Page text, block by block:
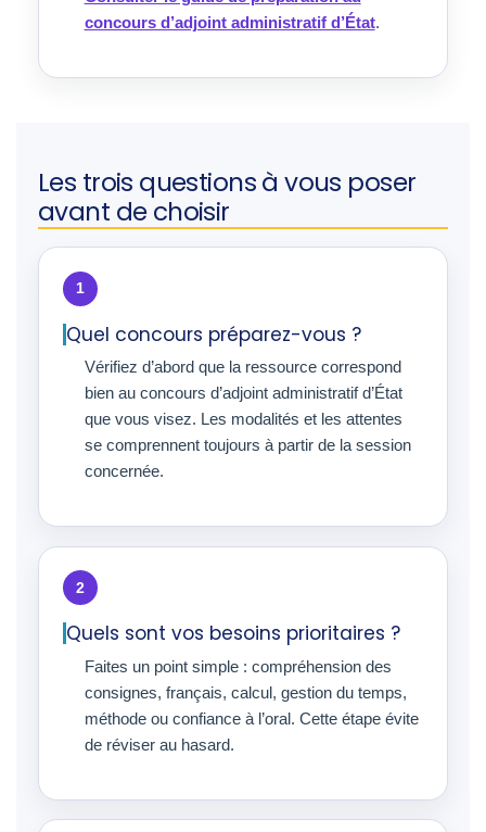
concours d’adjoint administratif d’État.
Les trois questions à vous poser
avant de choisir
1
Quel concours préparez-vous ?
Vérifiez d’abord que la ressource correspond
bien au concours d’adjoint administratif d’État
que vous visez. Les modalités et les attentes
se comprennent toujours à partir de la session
concernée.
2
Quels sont vos besoins prioritaires ?
Faites un point simple : compréhension des
consignes, français, calcul, gestion du temps,
méthode ou confiance à l’oral. Cette étape évite
de réviser au hasard.